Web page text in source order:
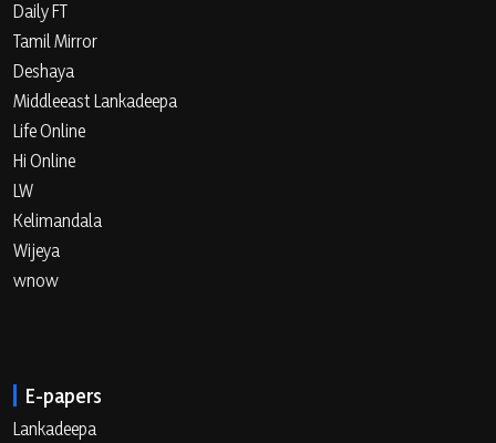
Daily FT
Tamil Mirror
Deshaya
Middleeast Lankadeepa
Life Online
Hi Online
LW
Kelimandala
Wijeya
wnow
E-papers
Lankadeepa